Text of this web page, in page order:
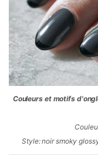
Couleurs et motifs
Style: noir smoky